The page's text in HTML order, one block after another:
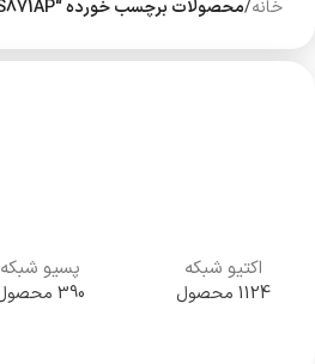
خانه/محصولات برچسب خورده “EWS871AP”
اکتیو شبکه
1124 محصول
پسیو شبکه
390 محصول